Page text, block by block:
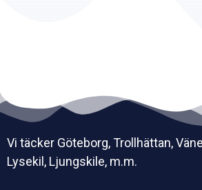
Vi täcker Göteborg, Trollhättan,
Lysekil, Ljungskile, m.m.